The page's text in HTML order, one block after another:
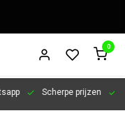
0
Scherpe prijzen